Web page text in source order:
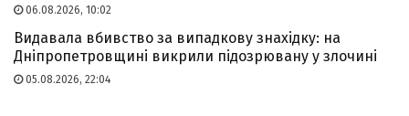
06.08.2026, 10:02
Видавала вбивство за випадкову знахідку: на
Дніпропетровщині викрили підозрювану у злочині
05.08.2026, 22:04